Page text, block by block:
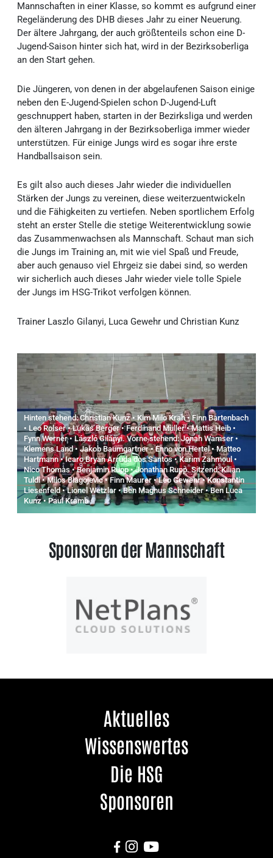
Mannschaften in einer Klasse, so kommt es aufgrund einer
Regeländerung des DHB dieses Jahr zu einer Neuerung.
Der ältere Jahrgang, der auch größtenteils schon eine D-
Jugend-Saison hinter sich hat, wird in der Bezirksoberliga
an den Start gehen.
Die Jüngeren, von denen in der abgelaufenen Saison einige
neben den E-Jugend-Spielen schon D-Jugend-Luft
geschnuppert haben, starten in der Bezirksliga und werden
den älteren Jahrgang in der Bezirksoberliga immer wieder
unterstützen. Für einige Jungs wird es sogar ihre erste
Handballsaison sein.
Es gilt also auch dieses Jahr wieder die individuellen
Stärken der Jungs zu vereinen, diese weiterzuentwickeln
und die Fähigkeiten zu vertiefen. Neben sportlichem Erfolg
steht an erster Stelle die stetige Weiterentwicklung sowie
das Zusammenwachsen als Mannschaft. Schaut man sich
die Jungs im Training an, mit wie viel Spaß und Freude,
aber auch genauso viel Ehrgeiz sie dabei sind, so werden
wir sicherlich auch dieses Jahr wieder viele tolle Spiele
der Jungs im HSG-Trikot verfolgen können.
Trainer Laszlo Gilanyi, Luca Gewehr und Christian Kunz
Hinten stehend: Christian Kunz • Kim Milo Krah • Finn Bartenbach
• Leo Rolser • Lukas Berger • Ferdinand Müller • Mattis Heib •
Fynn Werner • László Gilányi. Vorne stehend: Jonah Wamser •
Klemens Land • Jakob Baumgartner • Enno von Hertel • Matteo
Hartmann • Icaro Bryan Arruda dos Santos • Karim Zahmoul •
Nico Thomas • Benjamin Rupp • Jonathan Rupp. Sitzend: Kilian
Tuldi • Milos Blagojevic • Finn Maurer • Leo Gewehr • Konstantin
Liesenfeld • Lionel Wetzlar • Ben Magnus Schneider • Ben Luca
Kunz • Paul Kramb
Sponsoren der Mannschaft
Aktuelles
Wissenswertes
Die HSG
Sponsoren
  